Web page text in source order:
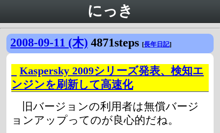
にっき
2008-09-11 (木) 4871steps [長年日記]
Kaspersky 2009シリーズ発表、検知エ
ンジンを刷新して高速化
旧バージョンの利用者は無償バージ
ョンアップってのが良心的だね。